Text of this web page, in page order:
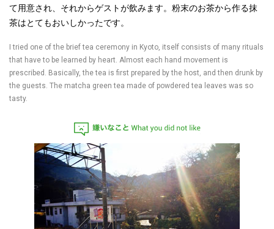
て用意され、それからゲストが飲みます。粉末のお茶から作る抹
茶はとてもおいしかったです。
I tried one of the brief tea ceremony in Kyoto, itself consists of many rituals
that have to be learned by heart. Almost each hand movement is
prescribed. Basically, the tea is first prepared by the host, and then drunk by
the guests. The matcha green tea made of powdered tea leaves was so
tasty.
嫌いなこと